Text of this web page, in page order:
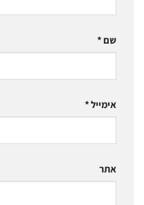
שם*
אימייל*
אתר